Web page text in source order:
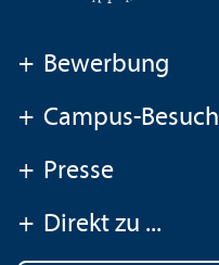
+ Bewerbung
+ Campus-Besuch
+ Presse
+ Direkt zu ...